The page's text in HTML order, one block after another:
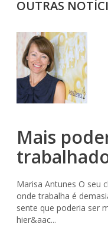
OUTRAS
Mais
Marisa Antunes O seu
onde trabalha é
sente que poderia ser
hier&aac...